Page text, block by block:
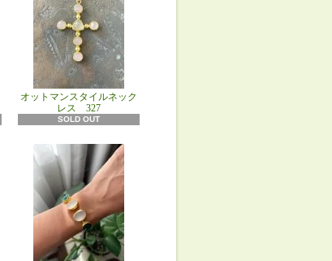
オットマンスタイルネック
レス 327
SOLD OUT